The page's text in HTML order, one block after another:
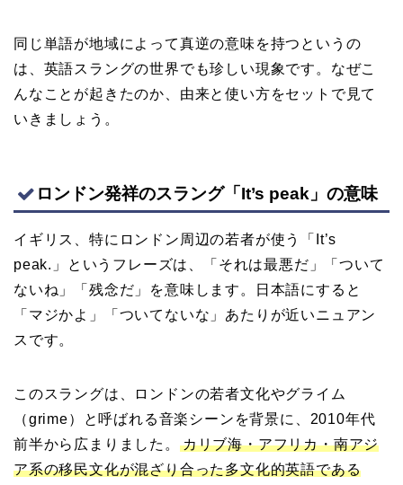
同じ単語が地域によって真逆の意味を持つというの
は、英語スラングの世界でも珍しい現象です。なぜこ
んなことが起きたのか、由来と使い方をセットで見て
いきましょう。
ロンドン発祥のスラング「It’s peak」の意味
イギリス、特にロンドン周辺の若者が使う「It’s
peak.」というフレーズは、「それは最悪だ」「ついて
ないね」「残念だ」を意味します。日本語にすると
「マジかよ」「ついてないな」あたりが近いニュアン
スです。
このスラングは、ロンドンの若者文化やグライム
（grime）と呼ばれる音楽シーンを背景に、2010年代
前半から広まりました。
カリブ海・アフリカ・南アジ
ア系の移民文化が混ざり合った多文化的英語である